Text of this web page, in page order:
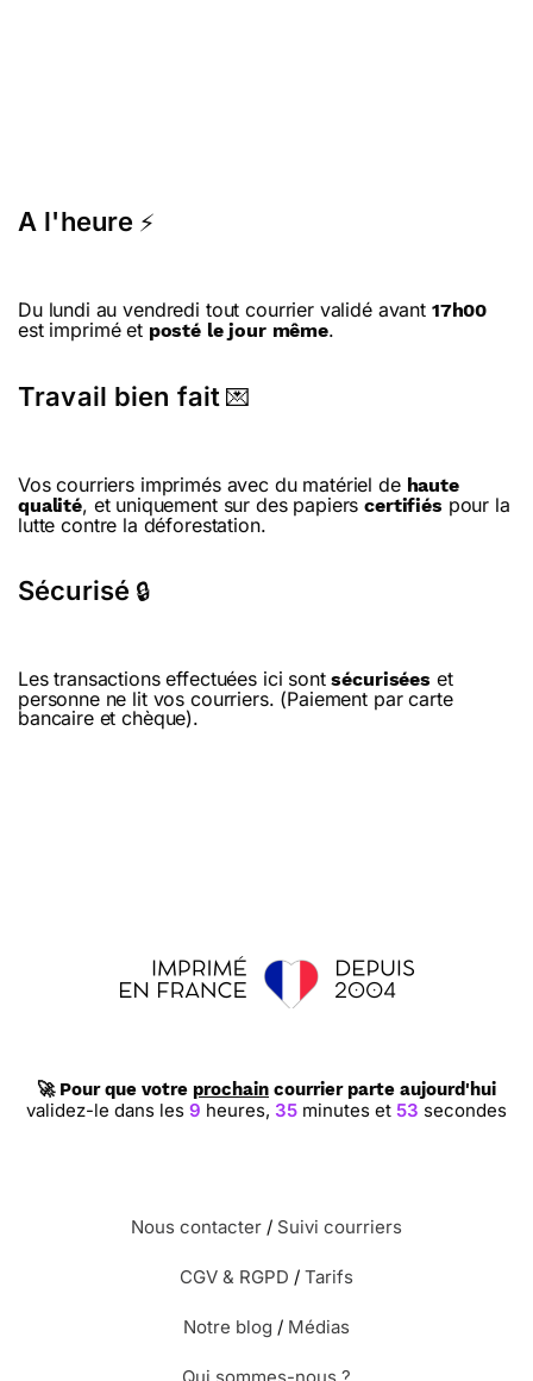
A l'heure ⚡
Du lundi au vendredi tout courrier validé avant 17h00
est imprimé et posté le jour même.
Travail bien fait 💌
Vos courriers imprimés avec du matériel de haute
qualité, et uniquement sur des papierscertifiés pour la
lutte contre la déforestation.
Sécurisé 🔒
Les transactions effectuées ici sontsécurisées et
personne ne lit vos courriers. (Paiement par carte
bancaire et chèque).
🚀 Pour que votre prochain courrier parte aujourd'hui
validez-le dans les9 heures,35 minutes et52 secondes
Nous contacter / Suivi courriers
CGV & RGPD / Tarifs
Notre blog / Médias